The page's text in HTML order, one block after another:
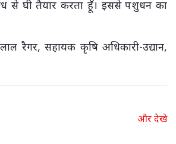
से घी तैयार करता हॅू। इससे पशुधन का
रैगर, सहायक कृषि अधिकारी-उद्यान,
और देखे